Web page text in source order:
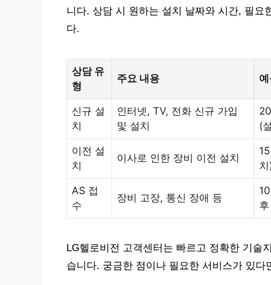
니다. 상담 시 원하는 설치 날짜와 시간, 필요
다.
상담 유
형
주요 내용
신규 설
치
인터넷, TV, 전화 신규 가입
및 설치
(
이전 설
치
이사로 인한 장비 이전 설치
치
AS 접
수
장비 고장, 통신 장애 등
LG헬로비전 고객센터는 빠르고 정확한 기술
습니다. 궁금한 점이나 필요한 서비스가 있